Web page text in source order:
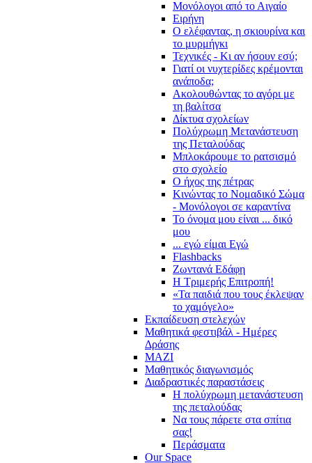
Μονόλογοι από το Αιγαίο
Ειρήνη
Ο ελέφαντας, η σκιουρίνα και
το μυρμήγκι
Τεχνικές - Κι αν ήσουν εσύ;
Γιατί οι νυχτερίδες κρέμονται
ανάποδα;
Ακολουθώντας το αγόρι με
τη βαλίτσα
Δίκτυα σχολείων
Πολύχρωμη Μετανάστευση
της Πεταλούδας
Μπλοκάρουμε το ρατσισμό
στο σχολείο
Ο ήχος της πέτρας
Κινώντας το Νομαδικό Σώμα
- Μονόλογοι σε καραντίνα
Το όνομα μου είναι ... δικό
μου
... εγώ είμαι Εγώ
Flashbacks
Ζωντανά Εδάφη
Η Τριμερής Επιτροπή!
«Τα παιδιά που τους έκλεψαν
το χαμόγελο»
Εκπαίδευση στελεχών
Μαθητικά φεστιβάλ - Ημέρες
Δράσης
ΜΑΖΙ
Μαθητικός διαγωνισμός
Διαδραστικές παραστάσεις
Η πολύχρωμη μετανάστευση
της πεταλούδας
Να τους πάρετε στα σπίτια
σας!
Περάσματα
Our Space